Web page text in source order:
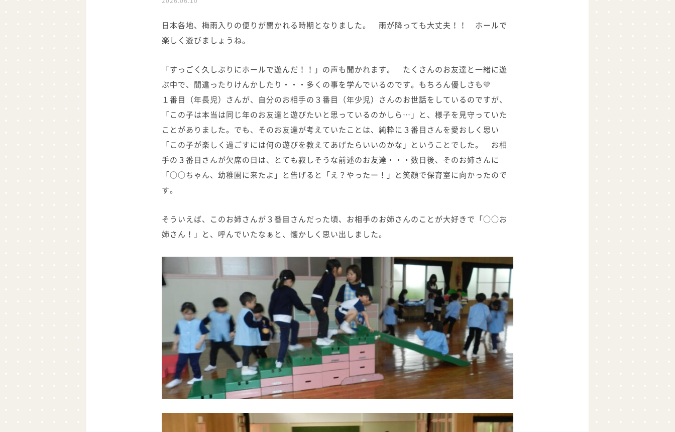
日本各地、梅雨入りの便りが聞かれる時期となりました。 雨が降っても大丈夫！！ ホールで
楽しく遊びましょうね。
「すっごく久しぶりにホールで遊んだ！！」の声も聞かれます。 たくさんのお友達と一緒に遊
ぶ中で、間違ったりけんかしたり・・・多くの事を学んでいるのです。もちろん優しさも💛
１番目（年長児）さんが、自分のお相手の３番目（年少児）さんのお世話をしているのですが、
「この子は本当は同じ年のお友達と遊びたいと思っているのかしら…」と、様子を見守っていた
ことがありました。でも、そのお友達が考えていたことは、純粋に３番目さんを愛おしく思い
「この子が楽しく過ごすには何の遊びを教えてあげたらいいのかな」ということでした。 お相
手の３番目さんが欠席の日は、とても寂しそうな前述のお友達・・・数日後、そのお姉さんに
「○○ちゃん、幼稚園に来たよ」と告げると「え？やったー！」と笑顔で保育室に向かったので
す。
そういえば、このお姉さんが３番目さんだった頃、お相手のお姉さんのことが大好きで「○○お
姉さん！」と、呼んでいたなぁと、懐かしく思い出しました。